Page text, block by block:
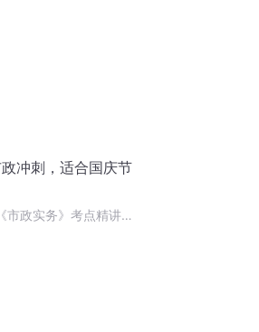
冲刺，适合国庆节
市政实务》考点精讲第